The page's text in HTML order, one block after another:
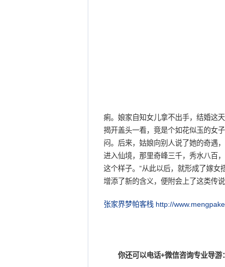
痢。娘家自知女儿拿不出手，结婚这
揭开盖头一看，竟是个如花似玉的女
闷。后来，姑娘向别人说了她的奇遇
进入仙境，那里奇峰三千，秀水八百
这个样子。”从此以后，就形成了嫁
增添了新的含义，便附会上了这类传说
张家界梦帕客栈 http://
你还可以电话+微信咨询专业导游